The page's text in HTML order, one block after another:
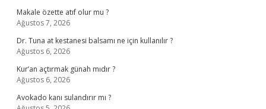
Makale özette atıf olur mu ?
Ağustos 7, 2026
Dr. Tuna at kestanesi balsamı ne için kullanılır ?
Ağustos 6, 2026
Kur’an açtırmak günah mıdır ?
Ağustos 6, 2026
Avokado kanı sulandırır mı ?